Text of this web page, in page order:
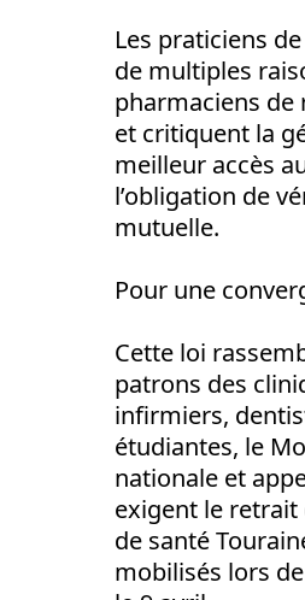
Les praticiens
de multiples
pharmaciens de
et critiquent la
meilleur accès
l’obligation de
mutuelle.
Pour une
Cette loi
patrons des
infirmiers,
étudiantes, le
nationale et
exigent le retrait
de santé
mobilisés lors